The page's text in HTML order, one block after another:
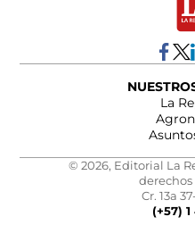
La
© 2026, Editorial La
derechos
Cr. 13a
(+57)